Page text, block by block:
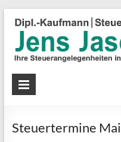
Steuertermine